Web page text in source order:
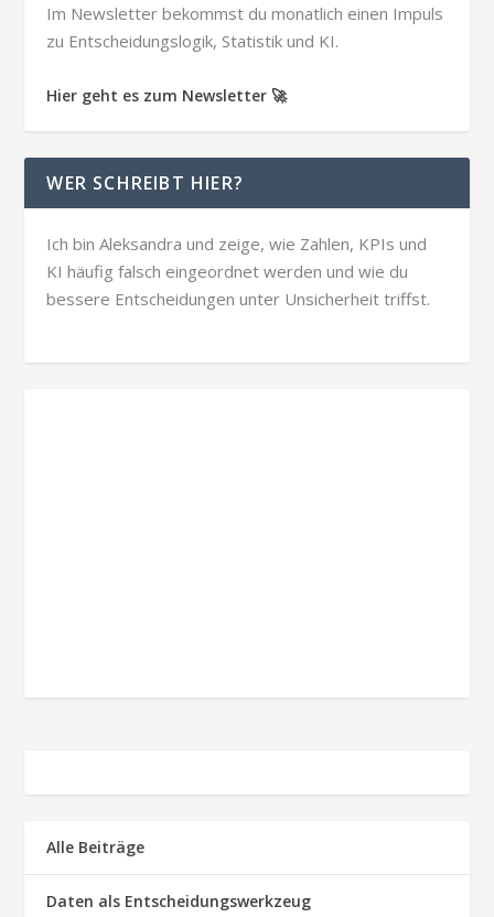
Im Newsletter bekommst du monatlich einen Impuls
zu Entscheidungslogik, Statistik und KI.
Hier geht es zum Newsletter 🚀
WER SCHREIBT HIER?
Ich bin Aleksandra und zeige, wie Zahlen, KPIs und
KI häufig falsch eingeordnet werden und wie du
bessere Entscheidungen unter Unsicherheit triffst.
Alle Beiträge
Daten als Entscheidungswerkzeug